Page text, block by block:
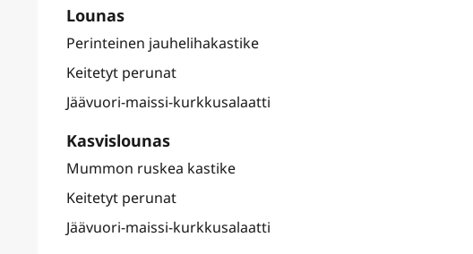
Lounas
Perinteinen jauhelihakastike
Keitetyt perunat
Jäävuori-maissi-kurkkusalaatti
Kasvislounas
Mummon ruskea kastike
Keitetyt perunat
Jäävuori-maissi-kurkkusalaatti